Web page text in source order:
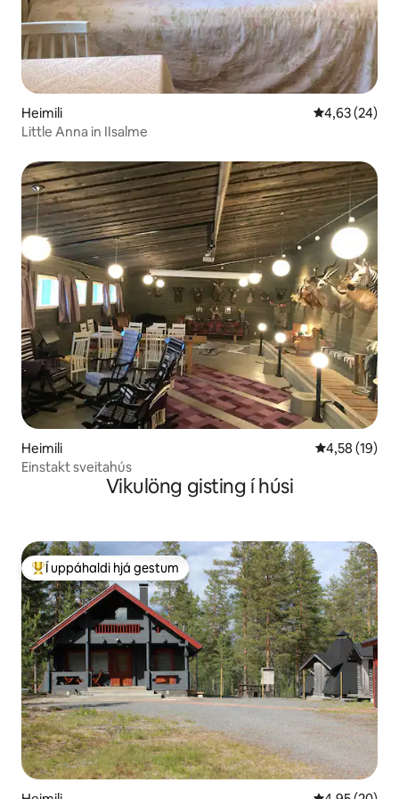
Heimili 4,63 af 5 í
4,63 (24)
Little Anna in IIsalme
Heimili 4,58 af 5 í
4,58 (19)
Einstakt sveitahús
Vikulöng gisting í húsi
Í mestu uppáhaldi hjá gestum
Í uppáhaldi hjá gestum